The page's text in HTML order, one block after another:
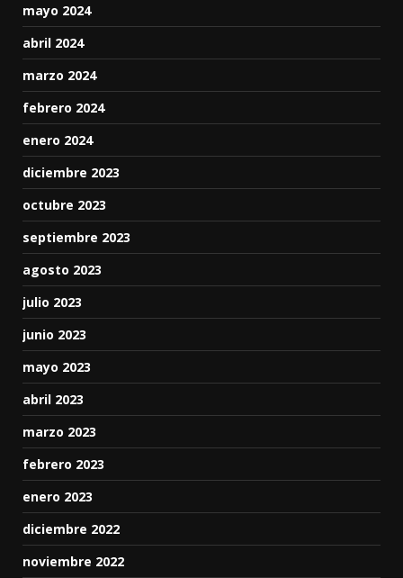
mayo 2024
abril 2024
marzo 2024
febrero 2024
enero 2024
diciembre 2023
octubre 2023
septiembre 2023
agosto 2023
julio 2023
junio 2023
mayo 2023
abril 2023
marzo 2023
febrero 2023
enero 2023
diciembre 2022
noviembre 2022